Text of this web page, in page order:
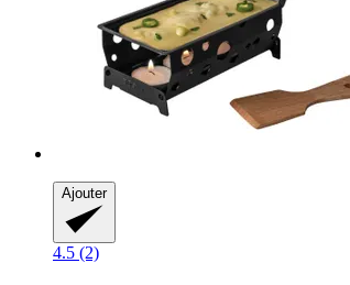
Ajouter
4.5 (2)